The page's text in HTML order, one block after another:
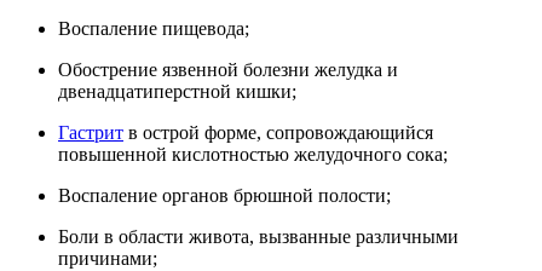
Воспаление пищевода;
Обострение язвенной болезни желудка и
двенадцатиперстной кишки;
Гастрит в острой форме, сопровождающийся
повышенной кислотностью желудочного сока;
Воспаление органов брюшной полости;
Боли в области живота, вызванные различными
причинами;